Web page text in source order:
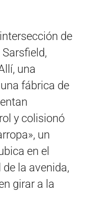
de
una
fábrica de
y colisionó
un
en el
la avenida,
girar a la